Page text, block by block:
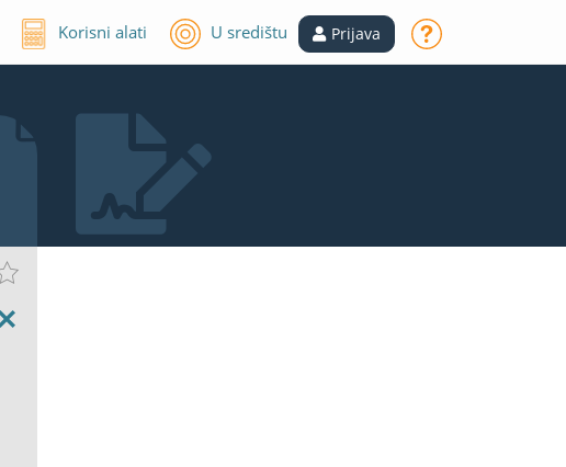
Korisni alati U središtu Prijava